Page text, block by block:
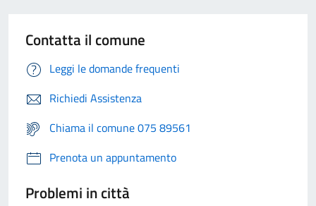
Contatta il comune
Leggi le domande frequenti
Richiedi Assistenza
Chiama il comune 075 89561
Prenota un appuntamento
Problemi in città